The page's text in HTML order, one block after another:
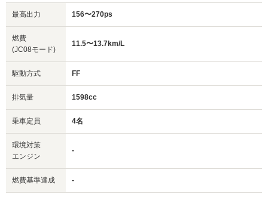
最高出力 156〜270ps
燃費
(JC08モード)
11.5〜13.7km/L
駆動方式 FF
排気量 1598cc
乗車定員 4名
環境対策
エンジン
-
燃費基準達成 -